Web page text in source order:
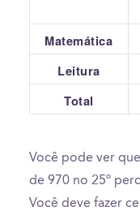
Matemática
Leitura
Total
Você pode ver
de 970 no 25º
Você deve fazer